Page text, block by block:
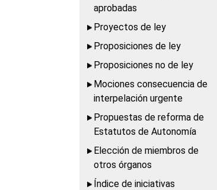
aprobadas
Proyectos de ley
Proposiciones de ley
Proposiciones no de ley
Mociones consecuencia de
interpelación urgente
Propuestas de reforma de
Estatutos de Autonomía
Elección de miembros de
otros órganos
Índice de iniciativas